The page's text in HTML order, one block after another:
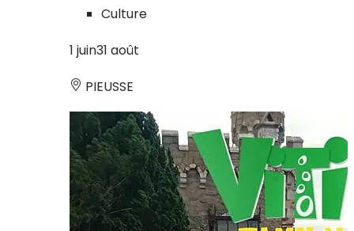
Culture
1 juin31 août
PIEUSSE